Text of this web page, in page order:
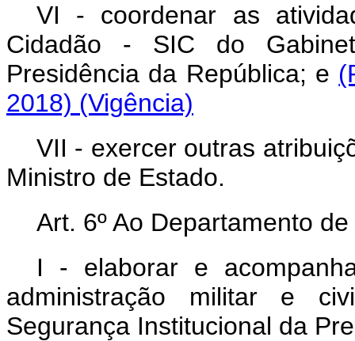
VI - coordenar as
Cidadão - SIC do
Presidência da República; e
2018) (Vigência)
VII - exercer outras
Ministro de Estado.
Art. 6º Ao Departamento
I - elaborar e
administração militar e
Segurança Institucional da